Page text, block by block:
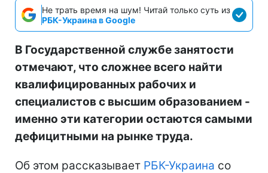
Не трать время на шум! Читай только суть из
РБК-Украина в Google
В Государственной службе занятости
отмечают, что сложнее всего найти
квалифицированных рабочих и
специалистов с высшим образованием -
именно эти категории остаются самыми
дефицитными на рынке труда.
Об этом рассказывает РБК-Украина со